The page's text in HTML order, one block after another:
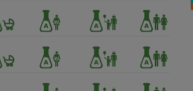
Lessive